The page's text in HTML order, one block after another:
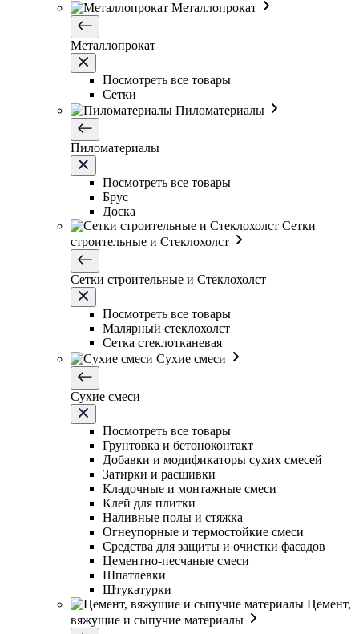
Металлопрокат
Металлопрокат
Посмотреть все товары
Сетки
Пиломатериалы
Пиломатериалы
Посмотреть все товары
Брус
Доска
Сетки
строительные и Стеклохолст
Сетки строительные и Стеклохолст
Посмотреть все товары
Малярный стеклохолст
Сетка стеклотканевая
Сухие смеси
Сухие смеси
Посмотреть все товары
Грунтовка и бетоноконтакт
Добавки и модификаторы сухих смесей
Затирки и расшивки
Кладочные и монтажные смеси
Клей для плитки
Наливные полы и стяжка
Огнеупорные и термостойкие смеси
Средства для защиты и очистки фасадов
Цементно-песчаные смеси
Шпатлевки
Штукатурки
Цемент,
вяжущие и сыпучие материалы